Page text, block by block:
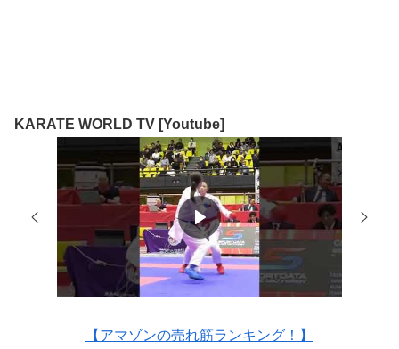
KARATE WORLD TV [Youtube]
【アマゾンの売れ筋ランキング！】